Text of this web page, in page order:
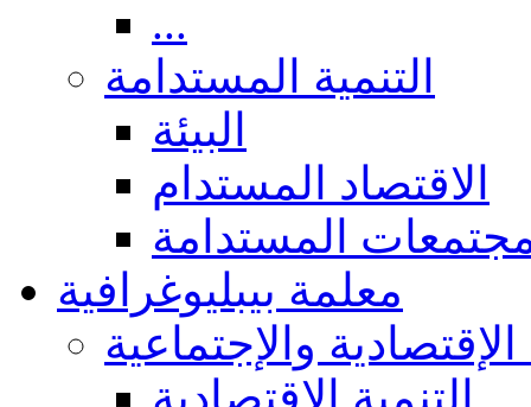
...
التنمية المستدامة
البيئة
الاقتصاد المستدام
المستدامة
معلمة بيبليوغرافية
الإقتصادية والإجتماعية